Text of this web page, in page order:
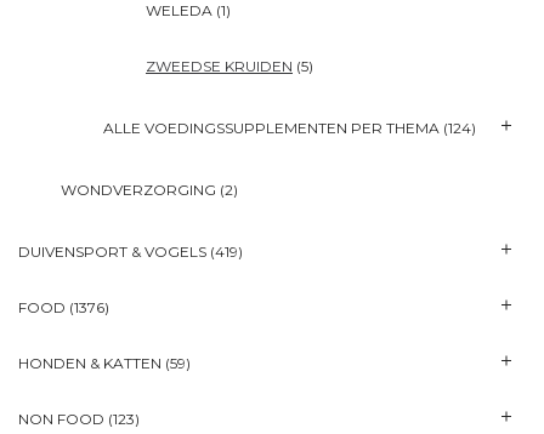
WELEDA (1)
ZWEEDSE KRUIDEN (5)
ALLE VOEDINGSSUPPLEMENTEN PER THEMA (124)
WONDVERZORGING (2)
DUIVENSPORT & VOGELS (419)
FOOD (1376)
HONDEN & KATTEN (59)
NON FOOD (123)